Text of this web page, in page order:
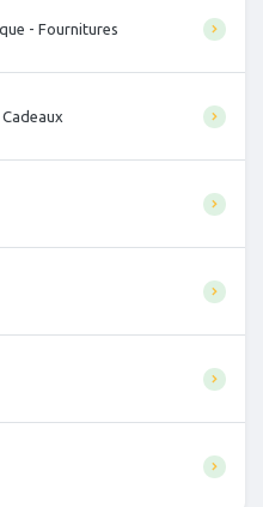
- Fournitures